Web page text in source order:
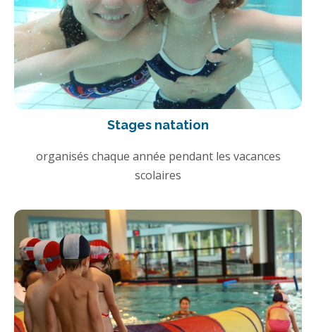
Stages natation
organisés chaque année pendant les vacances
scolaires